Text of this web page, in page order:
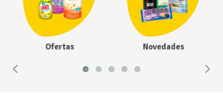
Ofertas Novedades